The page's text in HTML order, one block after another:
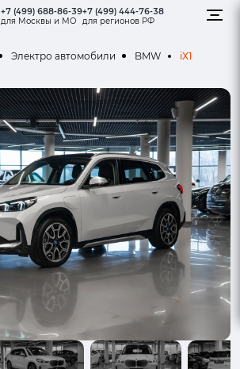
+7 (499) 688-86-39
для Москвы и МО
+7 (499) 444-76-38
для регионов РФ
Электро автомобили BMW iX1